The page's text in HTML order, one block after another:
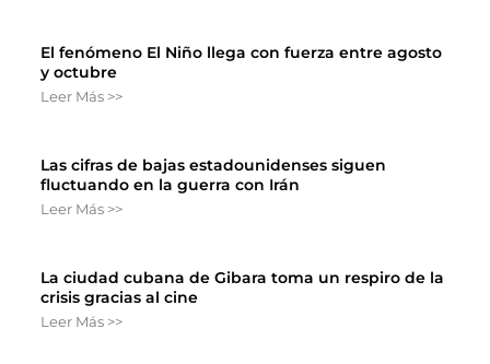
El fenómeno El Niño llega con fuerza entre agosto
y octubre
Leer Más >>
Las cifras de bajas estadounidenses siguen
fluctuando en la guerra con Irán
Leer Más >>
La ciudad cubana de Gibara toma un respiro de la
crisis gracias al cine
Leer Más >>